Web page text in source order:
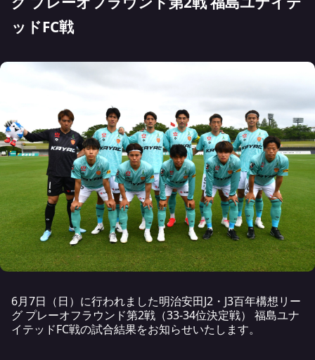
ッドFC戦
6月7日（日）に行われました明治安田J2・J3百年構想リー
グ プレーオフラウンド第2戦（33-34位決定戦） 福島ユナ
イテッドFC戦の試合結果をお知らせいたします。